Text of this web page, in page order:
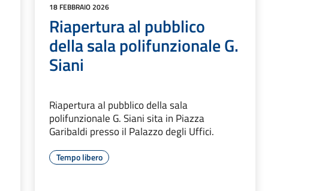
18 FEBBRAIO 2026
Riapertura al pubblico
della sala polifunzionale G.
Siani
Riapertura al pubblico della sala
polifunzionale G. Siani sita in Piazza
Garibaldi presso il Palazzo degli Uffici.
Tempo libero